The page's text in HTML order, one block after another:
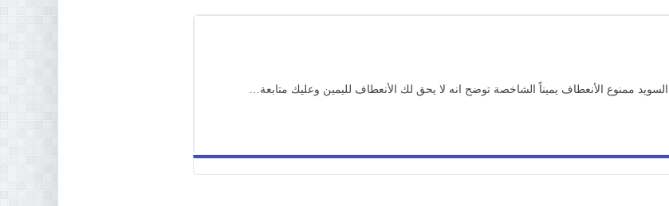
ممنوع الأنعطاف يميناً الشاخصة توضح انه لا يحق لك الأنعطاف لليمين وعليك متابعة…